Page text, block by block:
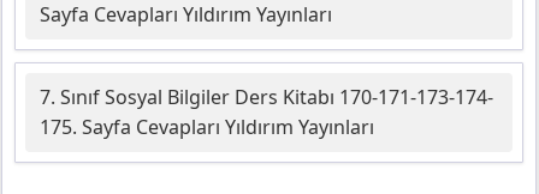
Sayfa Cevapları Yıldırım Yayınları
7. Sınıf Sosyal Bilgiler Ders Kitabı 170-171-173-174-
175. Sayfa Cevapları Yıldırım Yayınları